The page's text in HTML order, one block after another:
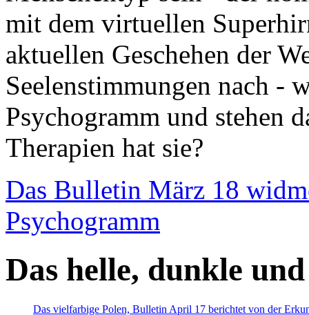
mit dem virtuellen
aktuellen Geschehen der
Seelenstimmungen nach -
Psychogramm und stehen
Therapien hat sie?
Das Bulletin März 18
Psychogramm
Das helle, dunkle
Das vielfarbige Polen, Bulletin April 17 berichtet von der